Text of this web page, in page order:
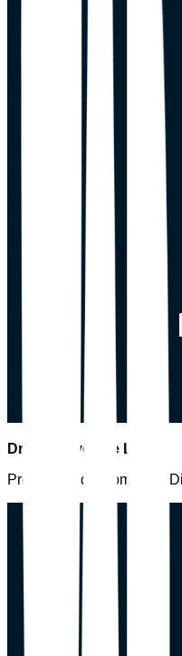
Dr. Igor Alves de Lima
Presidente da Comissão